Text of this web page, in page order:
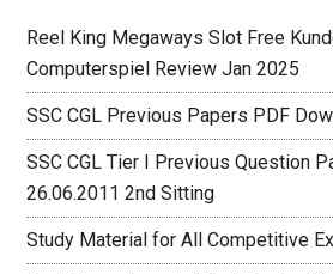
Reel King Megaways Slot Free
Computerspiel Review Jan 2025
SSC CGL Previous Papers PDF
SSC CGL Tier I Previous Question
26.06.2011 2nd Sitting
Study Material for All Competitive